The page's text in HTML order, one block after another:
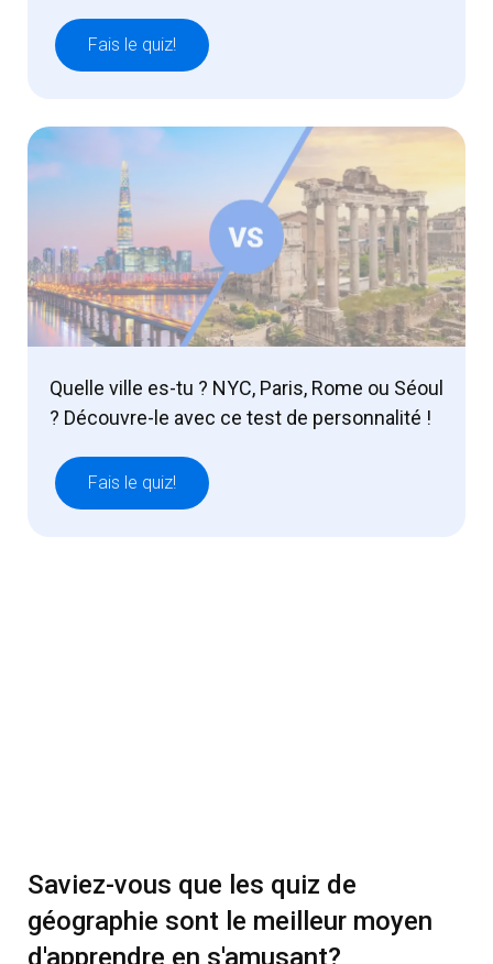
Fais le quiz!
Quelle ville es-tu ? NYC, Paris, Rome ou Séoul
? Découvre-le avec ce test de personnalité !
Fais le quiz!
Saviez-vous que les quiz de
géographie sont le meilleur moyen
d'apprendre en s'amusant?